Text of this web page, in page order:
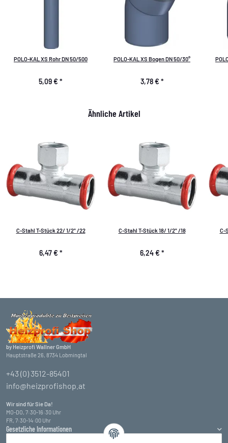
POLO-KAL XS Rohr DN 50/500
5,09 € *
POLO-KAL XS Bogen DN 50/30°
3,78 € *
Ähnliche Artikel
C-Stahl T-Stück 22/ 1/2" /22
6,47 € *
C-Stahl T-Stück 18/ 1/2" /18
6,24 € *
C-
by Heizprofi Wallner GmbH
Hauptstraße 26, 8734 Lobmingtal
+43 (0) 3512-85401
info@heizprofishop.at
Wir sind für Sie Da!
MO-DO, 7:30-16:30 Uhr
FR, 7:30-14:00 Uhr
Gesetzliche Informationen